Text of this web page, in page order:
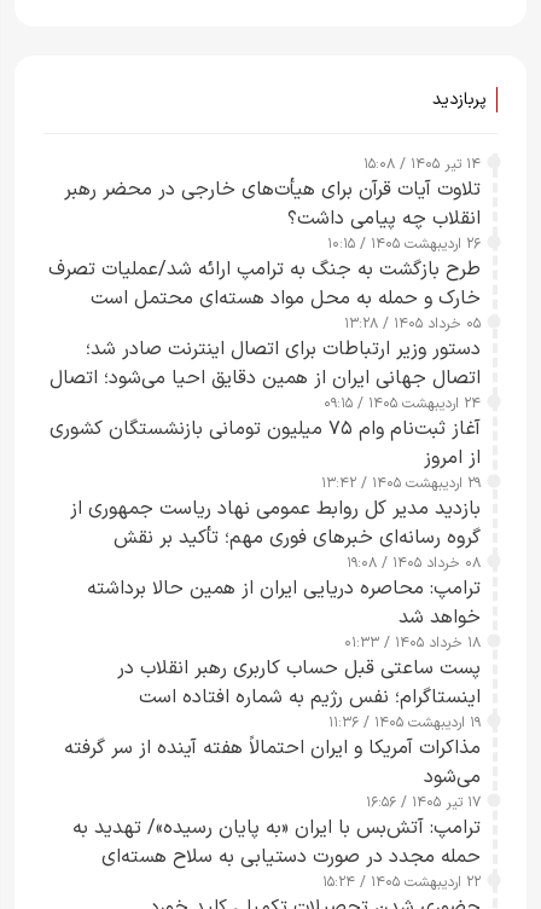
پربازدید
۱۴ تیر ۱۴۰۵ / ۱۵:۰۸
تلاوت آیات قرآن برای هیأت‌های خارجی در محضر رهبر
انقلاب چه پیامی داشت؟
۲۶ اردیبهشت ۱۴۰۵ / ۱۰:۱۵
طرح‌ بازگشت به جنگ به ترامپ ارائه شد/عملیات تصرف
خارک و حمله به محل مواد هسته‌ای محتمل است
۰۵ خرداد ۱۴۰۵ / ۱۳:۲۸
دستور وزیر ارتباطات برای اتصال اینترنت صادر شد؛
اتصال جهانی ایران از همین دقایق احیا می‌شود؛ اتصال
کامل مردم تا ۲۴ ساعت آینده
۲۴ اردیبهشت ۱۴۰۵ / ۰۹:۱۵
آغاز ثبت‌نام وام ۷۵ میلیون تومانی بازنشستگان کشوری
از امروز
۲۹ اردیبهشت ۱۴۰۵ / ۱۳:۴۲
بازدید مدیر کل روابط عمومی نهاد ریاست جمهوری از
گروه رسانه‌ای خبرهای فوری مهم؛ تأکید بر نقش
رسانه‌های هوشمند و مسئول در ارتقای آگاهی عمومی
۰۸ خرداد ۱۴۰۵ / ۱۹:۰۸
ترامپ: محاصره دریایی ایران از همین حالا برداشته
خواهد شد
۱۸ خرداد ۱۴۰۵ / ۰۱:۳۳
پست ساعتی قبل حساب کاربری رهبر انقلاب در
اینستاگرام؛ نفس رژیم به شماره افتاده است​
۱۹ اردیبهشت ۱۴۰۵ / ۱۱:۳۶
مذاکرات آمریکا و ایران احتمالاً هفته آینده از سر گرفته
می‌شود
۱۷ تیر ۱۴۰۵ / ۱۶:۵۶
ترامپ: آتش‌بس با ایران «به پایان رسیده»/ تهدید به
حمله مجدد در صورت دستیابی به سلاح هسته‌ای
۲۲ اردیبهشت ۱۴۰۵ / ۱۵:۲۴